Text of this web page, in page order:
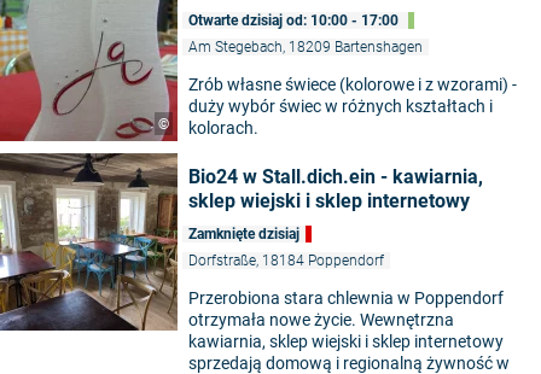
©
Otwarte dzisiaj od: 10:00 - 17:00
Am Stegebach, 18209 Bartenshagen
Zrób własne świece (kolorowe i z wzorami) -
duży wybór świec w różnych kształtach i
kolorach.
Bio24 w Stall.dich.ein - kawiarnia,
sklep wiejski i sklep internetowy
Zamknięte dzisiaj
Dorfstraße, 18184 Poppendorf
Przerobiona stara chlewnia w Poppendorf
otrzymała nowe życie. Wewnętrzna
kawiarnia, sklep wiejski i sklep internetowy
sprzedają domową i regionalną żywność w